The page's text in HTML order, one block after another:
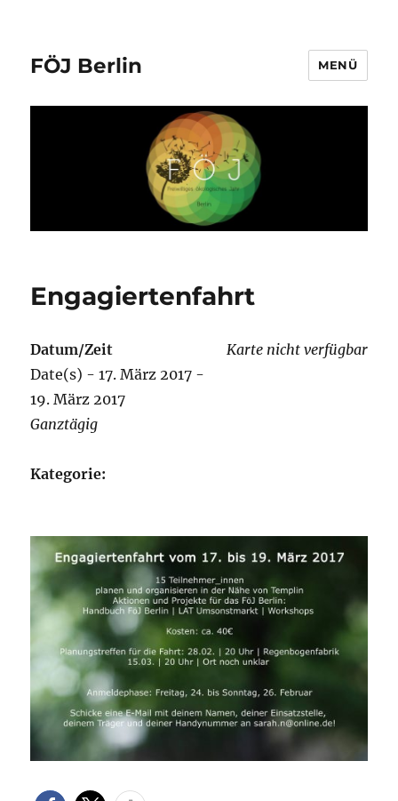
FÖJ Berlin MENÜ
Engagiertenfahrt
Karte nicht verfügbar
Datum/Zeit
Date(s) - 17. März 2017 -
19. März 2017
Ganztägig
Kategorie: